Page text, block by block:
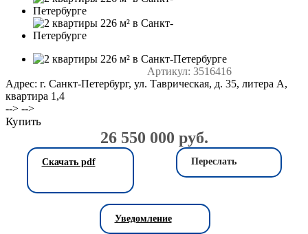
Артикул: 3516416
Адрес: г. Санкт-Петербург, ул. Таврическая, д. 35, литера А,
квартира 1,4
26 550 000 руб.
--> -->
Купить
Переслать
Скачать pdf
Уведомление